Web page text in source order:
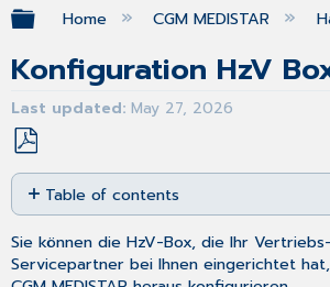
Expand/collapse global
Home CGM MEDISTAR
Konfiguration HzV
Last updated May 27, 2026
Save
as
PDF
Table of contents
No
headers
Sie können die HzV-Box, die Ihr
Servicepartner bei Ihnen eingerichtet